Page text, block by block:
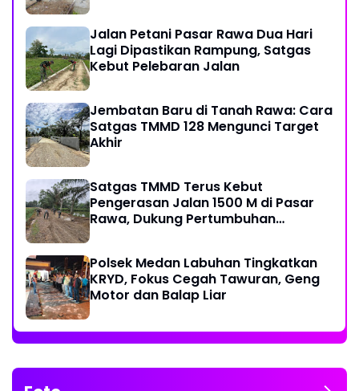
Jalan Petani Pasar Rawa Dua Hari
Lagi Dipastikan Rampung, Satgas
Kebut Pelebaran Jalan
Jembatan Baru di Tanah Rawa: Cara
Satgas TMMD 128 Mengunci Target
Akhir
Satgas TMMD Terus Kebut
Pengerasan Jalan 1500 M di Pasar
Rawa, Dukung Pertumbuhan
Polsek Medan Labuhan Tingkatkan
KRYD, Fokus Cegah Tawuran, Geng
Motor dan Balap Liar